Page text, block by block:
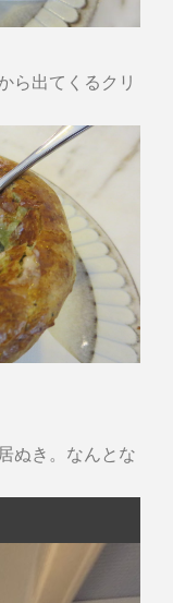
ら出てくるクリ
ぬき。なんとな